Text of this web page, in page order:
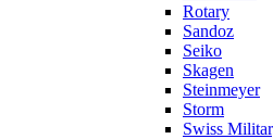
Rotary
Sandoz
Seiko
Skagen
Steinmeyer
Storm
Swiss